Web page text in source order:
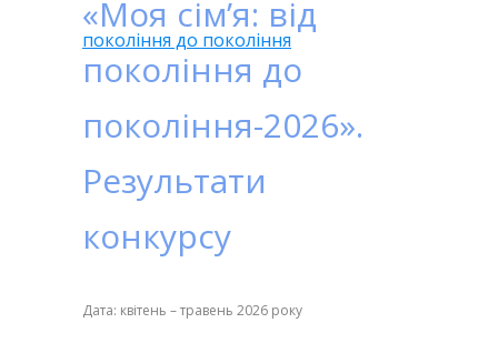
покоління до покоління
«Моя сім’я: від
покоління до
покоління-2026».
Результати
конкурсу
Дата: квітень – травень 2026 року